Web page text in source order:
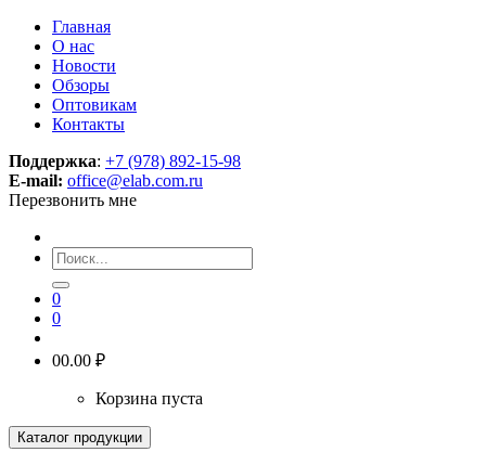
Главная
О нас
Новости
Обзоры
Оптовикам
Контакты
Поддержка: +7 (978) 892-15-98
E-mail: office@elab.com.ru
Перезвонить мне
0
0
00.00 ₽
Корзина пуста
Каталог продукции